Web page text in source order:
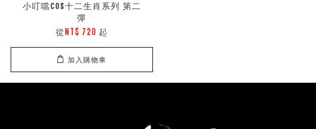
小叮噹cos十二生肖系列 第二
彈
從 NT$ 720 起
加入購物車